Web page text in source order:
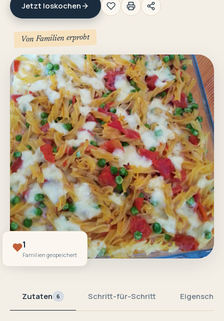
Jetzt loskochen
Von Familien erprobt
1
Familien gespeichert
Zutaten 6 Schritt-für-Schritt